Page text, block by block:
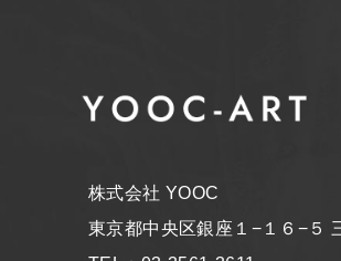
株式会社 YOOC
東京都中央区銀座１−１６−５